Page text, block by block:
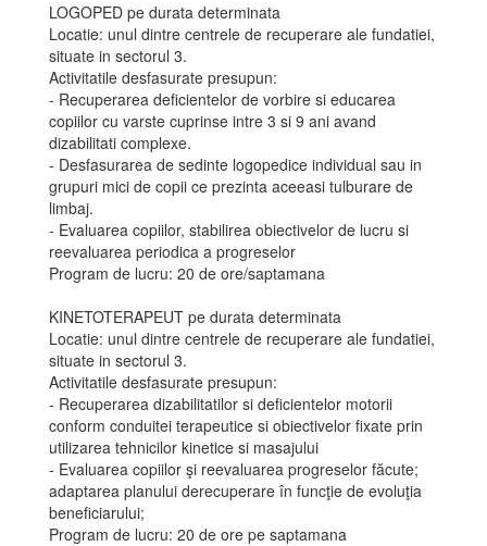
LOGOPED pe durata determinata
Locatie: unul dintre centrele de recuperare ale fundatiei,
situate in sectorul 3.
Activitatile desfasurate presupun:
- Recuperarea deficientelor de vorbire si educarea
copiilor cu varste cuprinse intre 3 si 9 ani avand
dizabilitati complexe.
- Desfasurarea de sedinte logopedice individual sau in
grupuri mici de copii ce prezinta aceeasi tulburare de
limbaj.
- Evaluarea copiilor, stabilirea obiectivelor de lucru si
reevaluarea periodica a progreselor
Program de lucru: 20 de ore/saptamana
KINETOTERAPEUT pe durata determinata
Locatie: unul dintre centrele de recuperare ale fundatiei,
situate in sectorul 3.
Activitatile desfasurate presupun:
- Recuperarea dizabilitatilor si deficientelor motorii
conform conduitei terapeutice si obiectivelor fixate prin
utilizarea tehnicilor kinetice si masajului
- Evaluarea copiilor şi reevaluarea progreselor făcute;
adaptarea planului derecuperare în funcţie de evoluţia
beneficiarului;
Program de lucru: 20 de ore pe saptamana